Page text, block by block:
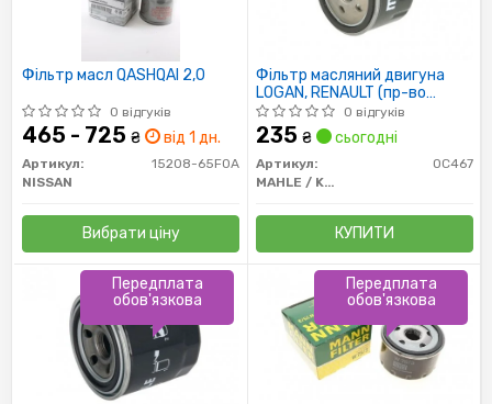
Фільтр масл QASHQAI 2,0
0 відгуків
465 - 725 ₴ від 1 дн.
Артикул:
15208-65F0A
NISSAN
Вибрати ціну
Фільтр масляний двигуна
LOGAN, RENAULT (пр-во
Knecht-Mahle)0 відгуків
235 ₴ сьогодні
Артикул:
OC467
MAHLE / KNECHT
КУПИТИ
Передплата
обов'язкова
Передплата
обов'язкова